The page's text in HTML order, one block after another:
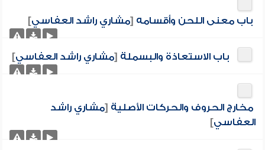
باب معنى اللحن وأقسامه [مشاري راشد العفاسي]
باب الاستعاذة والبسملة [مشاري راشد العفاسي]
مخارج الحروف والحركات الأصلية [مشاري راشد
العفاسي]